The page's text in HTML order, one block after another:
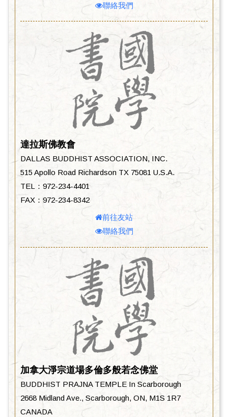
聯絡我們
達拉斯佛教會
DALLAS BUDDHIST ASSOCIATION, INC.
515 Apollo Road Richardson TX 75081 U.S.A.
TEL：972-234-4401
FAX：972-234-8342
前往友站
聯絡我們
加拿大淨宗道場多倫多般若念佛堂
BUDDHIST PRAJNA TEMPLE In Scarborough
2668 Midland Ave., Scarborough, ON, M1S 1R7
CANADA